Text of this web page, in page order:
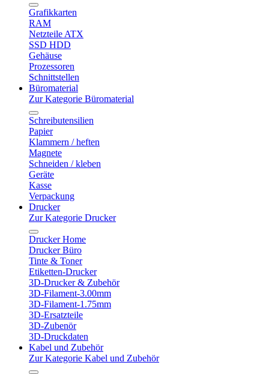
Grafikkarten
RAM
Netzteile ATX
SSD HDD
Gehäuse
Prozessoren
Schnittstellen
Büromaterial
Zur Kategorie Büromaterial
Schreibutensilien
Papier
Klammern / heften
Magnete
Schneiden / kleben
Geräte
Kasse
Verpackung
Drucker
Zur Kategorie Drucker
Drucker Home
Drucker Büro
Tinte & Toner
Etiketten-Drucker
3D-Drucker & Zubehör
3D-Filament-3.00mm
3D-Filament-1.75mm
3D-Ersatzteile
3D-Zubenör
3D-Druckdaten
Kabel und Zubehör
Zur Kategorie Kabel und Zubehör